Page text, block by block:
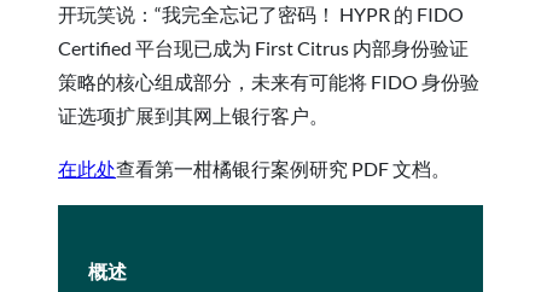
开玩笑说：“我完全忘记了密码！ HYPR 的 FIDO
Certified 平台现已成为 First Citrus 内部身份验证
策略的核心组成部分，未来有可能将 FIDO 身份验
证选项扩展到其网上银行客户。
在此处查看第一柑橘银行案例研究 PDF 文档。
概述